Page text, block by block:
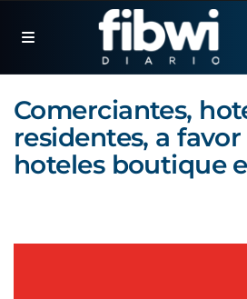
Comerciantes,
residentes, a
hoteles boutique